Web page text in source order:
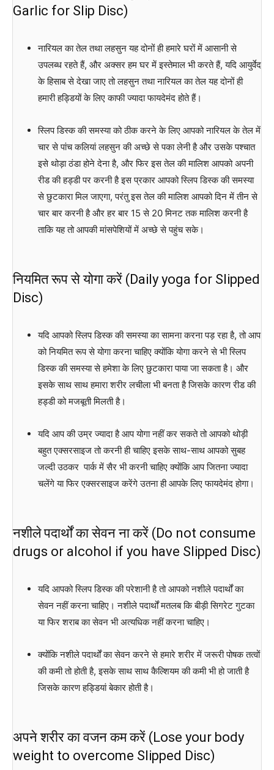
Garlic for Slip Disc)
नारियल का तेल तथा लहसुन यह दोनों ही हमारे घरों में आसानी से
उपलब्ध रहते हैं, और अक्सर हम घर में इस्तेमाल भी करते हैं, यदि आयुर्वेद
के हिसाब से देखा जाए तो लहसुन तथा नारियल का तेल यह दोनों ही
हमारी हड्डियों के लिए काफी ज्यादा फायदेमंद होते हैं।
स्लिप डिस्क की समस्या को ठीक करने के लिए आपको नारियल के तेल में
चार से पांच कलियां लहसुन की अच्छे से पका लेनी है और उसके पश्चात
इसे थोड़ा ठंडा होने देना है, और फिर इस तेल की मालिश आपको अपनी
रीड की हड्डी पर करनी है इस प्रकार आपको स्लिप डिस्क की समस्या
से छुटकारा मिल जाएगा, परंतु इस तेल की मालिश आपको दिन में तीन से
चार बार करनी है और हर बार 15 से 20 मिनट तक मालिश करनी है
ताकि यह तो आपकी मांसपेशियों में अच्छे से पहुंच सके।
नियमित रूप से योगा करें (Daily yoga for Slipped
Disc)
यदि आपको स्लिप डिस्क की समस्या का सामना करना पड़ रहा है, तो आप
को नियमित रूप से योगा करना चाहिए क्योंकि योगा करने से भी स्लिप
डिस्क की समस्या से हमेशा के लिए छुटकारा पाया जा सकता है। और
इसके साथ साथ हमारा शरीर लचीला भी बनता है जिसके कारण रीड की
हड्डी को मजबूती मिलती है।
यदि आप की उम्र ज्यादा है आप योगा नहीं कर सकते तो आपको थोड़ी
बहुत एक्सरसाइज तो करनी ही चाहिए इसके साथ-साथ आपको सुबह
जल्दी उठकर पार्क में सैर भी करनी चाहिए क्योंकि आप जितना ज्यादा
चलेंगे या फिर एक्सरसाइज करेंगे उतना ही आपके लिए फायदेमंद होगा।
नशीले पदार्थों का सेवन ना करें (Do not consume
drugs or alcohol if you have Slipped Disc)
यदि आपको स्लिप डिस्क की परेशानी है तो आपको नशीले पदार्थों का
सेवन नहीं करना चाहिए। नशीले पदार्थों मतलब कि बीड़ी सिगरेट गुटका
या फिर शराब का सेवन भी अत्यधिक नहीं करना चाहिए।
क्योंकि नशीले पदार्थों का सेवन करने से हमारे शरीर में जरूरी पोषक तत्वों
की कमी तो होती है, इसके साथ साथ कैल्शियम की कमी भी हो जाती है
जिसके कारण हड्डियां बेकार होती है।
अपने शरीर का वजन कम करें (Lose your body
weight to overcome Slipped Disc)